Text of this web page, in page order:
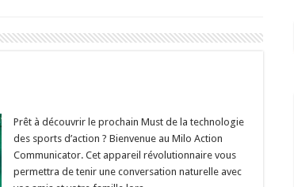
Prêt à découvrir le prochain Must de la technologie
des sports d’action ? Bienvenue au Milo Action
Communicator. Cet appareil révolutionnaire vous
permettra de tenir une conversation naturelle avec